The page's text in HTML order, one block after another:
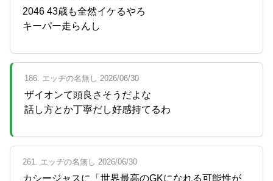
2046 43歳も全然イケるやろ
キーパー走らんし
186. エッヂの名無し 2026/06/30
ザイオンて頭良さそうだよな
話し方とか丁寧だし好感持てるわ
261. エッヂの名無し 2026/06/30
カシージャスに「世界最高のGKになれる可能性が